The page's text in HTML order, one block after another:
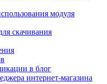
модуля
скачивания
в блог
интернет-магазина